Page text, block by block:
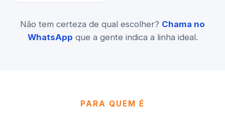
Não tem certeza de qual escolher? Chama no
WhatsApp que a gente indica a linha ideal.
PARA QUEM É